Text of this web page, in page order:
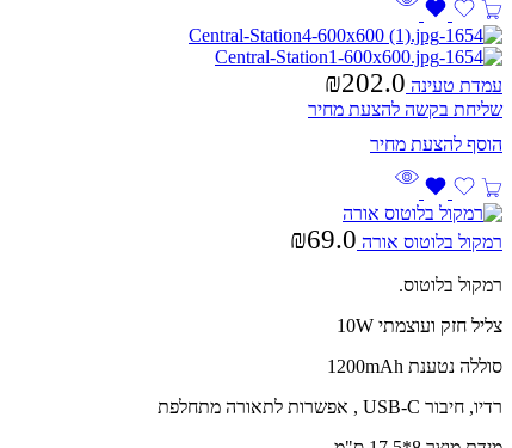
עמדת טעינה ₪202.0
שליחת בקשה להצעת מחיר
רמקול בלוטוס אורה ₪69.0
רמקול בלוטוס.
צליל חזק ועוצמתי 10W
סוללה נטענת 1200mAh
רדיו, חיבור USB-C , אפשרות לתאורה מתחלפת